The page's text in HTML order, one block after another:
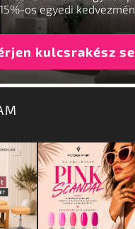
os egyedi
kulcsrakész